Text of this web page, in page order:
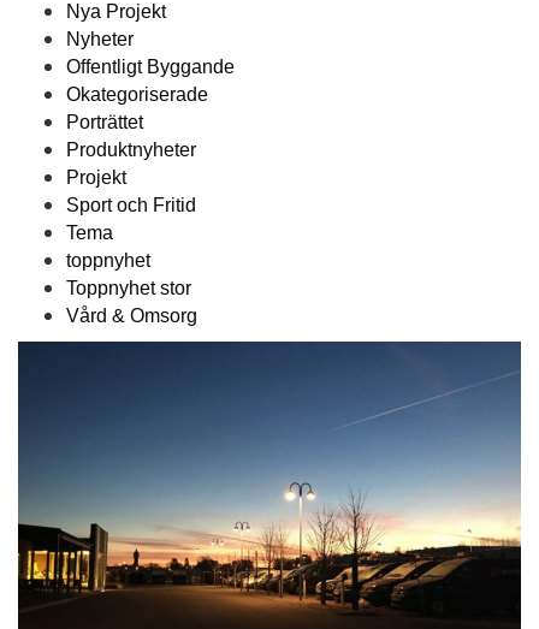
Nya Projekt
Nyheter
Offentligt Byggande
Okategoriserade
Porträttet
Produktnyheter
Projekt
Sport och Fritid
Tema
toppnyhet
Toppnyhet stor
Vård & Omsorg